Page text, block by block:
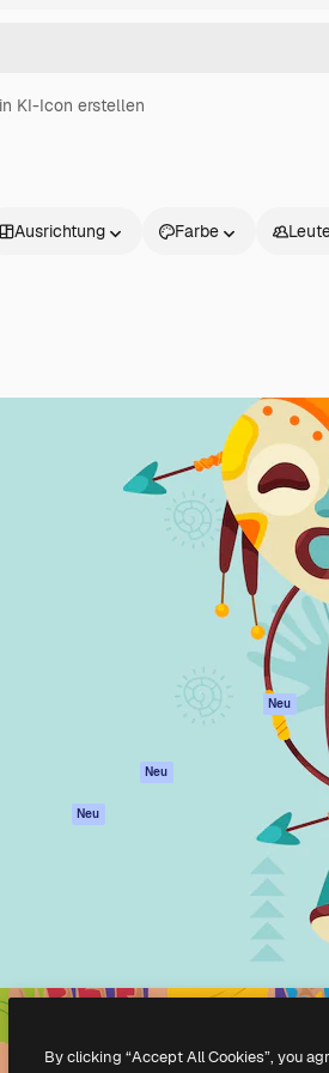
KI-Icon erstellen
Ausrichtung Farbe
Neu
Neu
Loslegen
Academy
Dokumentation
Support
Originale Neu
Cookie-Richtlinie
Unternehmen
By clicking “Accept All Cookies”, you